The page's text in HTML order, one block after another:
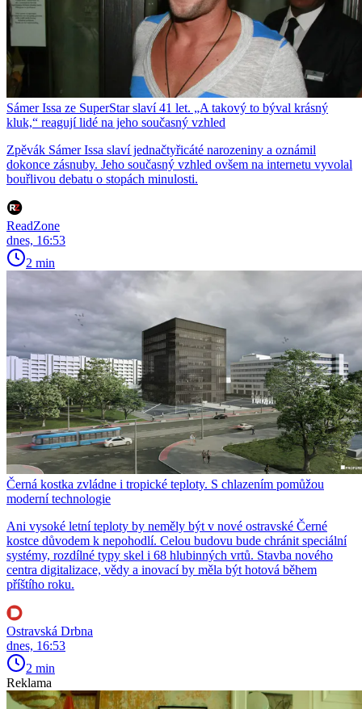
Sámer Issa ze SuperStar slaví 41 let. „A takový to býval krásný
kluk,“ reagují lidé na jeho současný vzhled
Zpěvák Sámer Issa slaví jednačtyřicáté narozeniny a oznámil
dokonce zásnuby. Jeho současný vzhled ovšem na internetu vyvolal
bouřlivou debatu o stopách minulosti.
ReadZone
dnes, 16:53
2 min
Černá kostka zvládne i tropické teploty. S chlazením pomůžou
moderní technologie
Ani vysoké letní teploty by neměly být v nové ostravské Černé
kostce důvodem k nepohodlí. Celou budovu bude chránit speciální
systémy, rozdílné typy skel i 68 hlubinných vrtů. Stavba nového
centra digitalizace, vědy a inovací by měla být hotová během
příštího roku.
Ostravská Drbna
dnes, 16:53
2 min
Reklama